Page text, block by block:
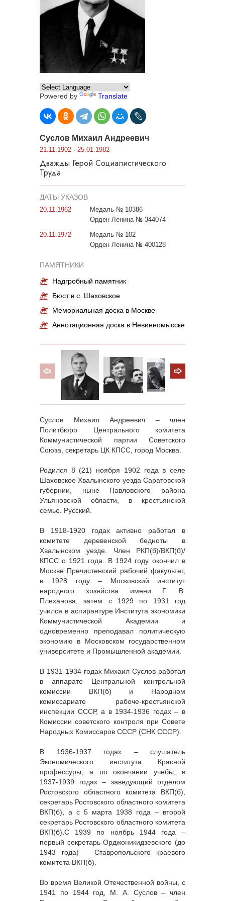
Powered by Translate
Суслов Михаил Андреевич
21.11.1902 - 25.01.1982
Дважды Герой Социалистического
Труда
ДАТЫ УКАЗОВ
20.11.1962
Медаль № 10386
Орден Ленина № 344074
20.11.1972
Медаль № 102
Орден Ленина № 400128
ПАМЯТНИКИ
Надгробный памятник
Бюст в с. Шаховское
Мемориальная доска в Москве
Аннотационная доска в Невинномысске
Суслов Михаил Андреевич – член
Политбюро Центрального комитета
Коммунистической партии Советского
Союза, секретарь ЦК КПСС, город Москва.
Родился 8 (21) ноября 1902 года в селе
Шаховское Хвалынского уезда Саратовской
губернии, ныне Павловского района
Ульяновской области, в крестьянской
семье. Русский.
В 1918-1920 годах активно работал в
комитете деревенской бедноты в
Хвалынском уезде. Член РКП(б)/ВКП(б)/
КПСС с 1921 года. В 1924 году окончил в
Москве Пречистенский рабочий факультет,
в 1928 году – Московский институт
народного хозяйства имени Г. В.
Плеханова, затем с 1929 по 1931 год
учился в аспирантуре Института экономики
Коммунистической Академии и
одновременно преподавал политическую
экономию в Московском государственном
университете и Промышленной академии.
В 1931-1934 годах Михаил Суслов работал
в аппарате Центральной контрольной
комиссии ВКП(б) и Народном
комиссариате рабоче-крестьянской
инспекции СССР, а в 1934-1936 годах – в
Комиссии советского контроля при Совете
Народных Комиссаров СССР (СНК СССР).
В 1936-1937 годах – слушатель
Экономического института Красной
профессуры, а по окончании учёбы, в
1937-1939 годах – заведующий отделом
Ростовского областного комитета ВКП(б),
секретарь Ростовского областного комитета
ВКП(б), а с 5 марта 1938 года – второй
секретарь Ростовского областного комитета
ВКП(б).С 1939 по ноябрь 1944 года –
первый секретарь Орджоникидзевского (до
1943 года) – Ставропольского краевого
комитета ВКП(б).
Во время Великой Отечественной войны, с
1941 по 1944 год, М. А. Суслов – член